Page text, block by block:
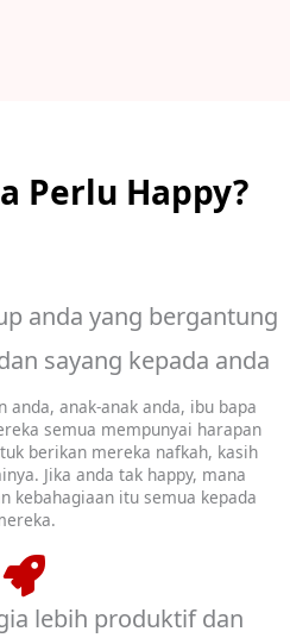
Perlu Happy?
anda yang bergantung
sayang kepada anda
anda, anak-anak anda, ibu bapa
semua mempunyai harapan
berikan mereka nafkah, kasih
Jika anda tak happy, mana
kebahagiaan itu semua kepada
lebih produktif dan